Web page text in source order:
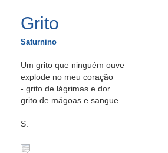
Grito
Saturnino
Um grito que ninguém ouve
explode no meu coração
- grito de lágrimas e dor
grito de mágoas e sangue.
S.